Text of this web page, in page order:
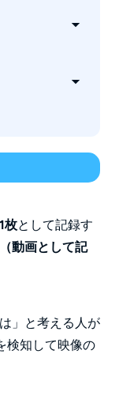
枚として記録す
動画として記
」と考える人が
検知して映像の